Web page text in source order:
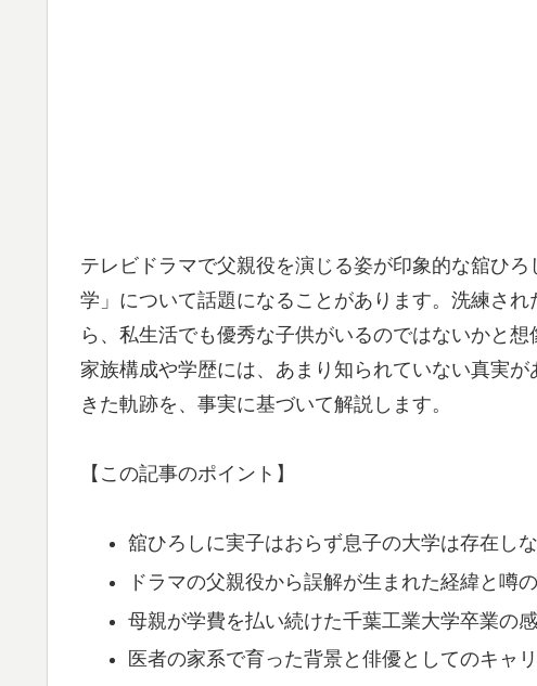
テレビドラマで父親役を演じる姿が印象的な舘ひ
学」について話題になることがあります。洗練さ
ら、私生活でも優秀な子供がいるのではないかと
家族構成や学歴には、あまり知られていない真実
きた軌跡を、事実に基づいて解説します。
【この記事のポイント】
舘ひろしに実子はおらず息子の大学は存在し
ドラマの父親役から誤解が生まれた経緯と噂
母親が学費を払い続けた千葉工業大学卒業の
医者の家系で育った背景と俳優としてのキャ